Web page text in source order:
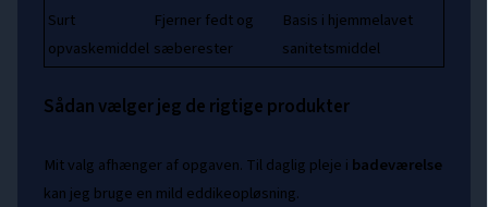
Surt
opvaskemiddel
Fjerner fedt og
sæberester
Basis i hjemmelavet
sanitetsmiddel
Sådan vælger jeg de rigtige produkter
Mit valg afhænger af opgaven. Til daglig pleje i badeværelse
kan jeg bruge en mild eddikeopløsning.